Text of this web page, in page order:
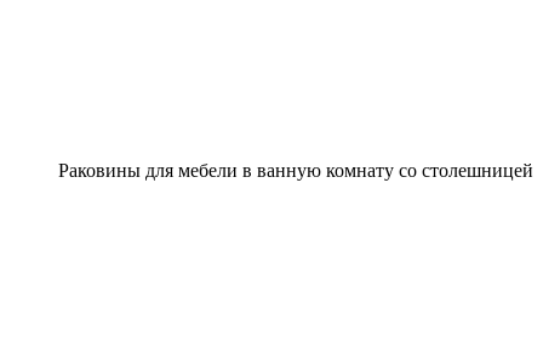
Раковины для мебели в ванную комнату со столешницей